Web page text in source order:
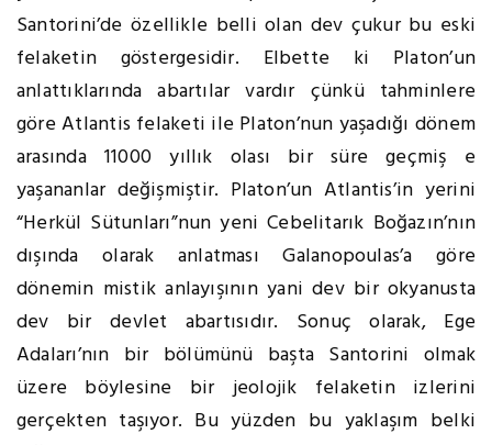
Santorini’de özellikle belli olan dev çukur bu eski
felaketin göstergesidir. Elbette ki Platon’un
anlattıklarında abartılar vardır çünkü tahminlere
göre Atlantis felaketi ile Platon’nun yaşadığı dönem
arasında 11000 yıllık olası bir süre geçmiş e
yaşananlar değişmiştir. Platon’un Atlantis’in yerini
“Herkül Sütunları”nun yeni Cebelitarık Boğazın’nın
dışında olarak anlatması Galanopoulas’a göre
dönemin mistik anlayışının yani dev bir okyanusta
dev bir devlet abartısıdır. Sonuç olarak, Ege
Adaları’nın bir bölümünü başta Santorini olmak
üzere böylesine bir jeolojik felaketin izlerini
gerçekten taşıyor. Bu yüzden bu yaklaşım belki